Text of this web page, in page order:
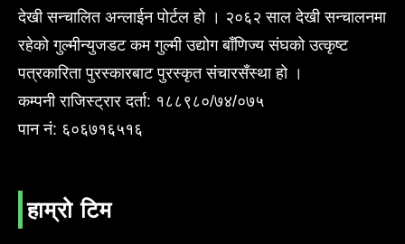
देखी सन्चालित अन्लाईन पोर्टल हो । २०६२ साल देखी सन्चालनमा
रहेको गुल्मीन्युजडट कम गुल्मी उद्योग बाँणिज्य संघको उत्कृष्ट
पत्रकारिता पुरस्कारबाट पुरस्कृत संचारसँस्था हो ।
कम्पनी राजिस्ट्रार दर्ता: १८८९८०/७४/०७५
पान नं: ६०६७१६५१६
हाम्रो टिम